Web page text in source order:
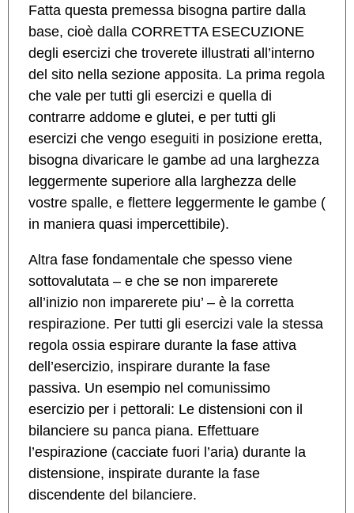
Fatta questa premessa bisogna partire dalla
base, cioè dalla CORRETTA ESECUZIONE
degli esercizi che troverete illustrati all’interno
del sito nella sezione apposita. La prima regola
che vale per tutti gli esercizi e quella di
contrarre addome e glutei, e per tutti gli
esercizi che vengo eseguiti in posizione eretta,
bisogna divaricare le gambe ad una larghezza
leggermente superiore alla larghezza delle
vostre spalle, e flettere leggermente le gambe (
in maniera quasi impercettibile).
Altra fase fondamentale che spesso viene
sottovalutata – e che se non imparerete
all’inizio non imparerete piu’ – è la corretta
respirazione. Per tutti gli esercizi vale la stessa
regola ossia espirare durante la fase attiva
dell’esercizio, inspirare durante la fase
passiva. Un esempio nel comunissimo
esercizio per i pettorali: Le distensioni con il
bilanciere su panca piana. Effettuare
l’espirazione (cacciate fuori l’aria) durante la
distensione, inspirate durante la fase
discendente del bilanciere.